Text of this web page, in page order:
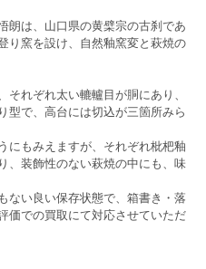
朗は、山口県の黄檗宗の古刹であ
り窯を設け、自然釉窯変と萩焼の
れぞれ太い轆轤目が胴にあり、
型で、高台には切込が三箇所みら
にもみえますが、それぞれ枇杷釉
、装飾性のない萩焼の中にも、味
ない良い保存状態で、箱書き・落
価での買取にて対応させていただ